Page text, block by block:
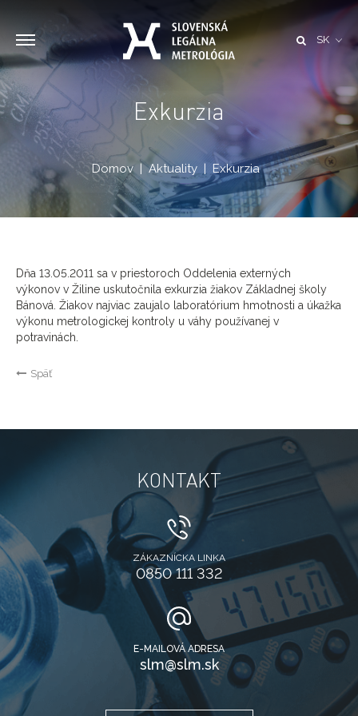
SK
Exkurzia
Domov Aktuality Exkurzia
Dňa 13.05.2011 sa v priestoroch Oddelenia externých
výkonov v Žiline uskutočnila exkurzia žiakov Základnej školy
Bánová. Žiakov najviac zaujalo laboratórium hmotnosti a úkažka
výkonu metrologickej kontroly u váhy používanej v
potravinách.
Späť
KONTAKT
ZÁKAZNÍCKA LINKA
0850 111 332
E-MAILOVÁ ADRESA
slm@slm.sk